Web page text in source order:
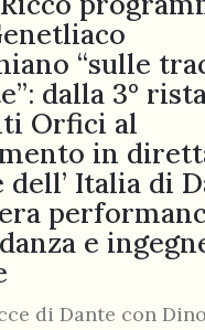
“sulle
dalla 3°
Orfici al
in
dell’ Italia di
e
di Dante con Dino